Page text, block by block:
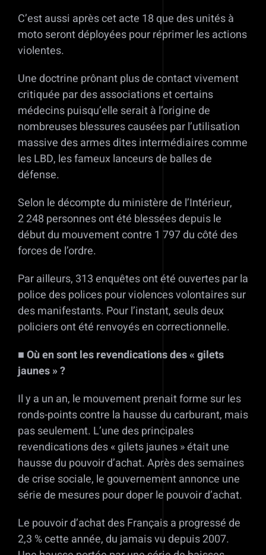
C’est aussi après cet acte 18 que des unités à
moto seront déployées pour réprimer les actions
violentes.
Une doctrine prônant plus de contact vivement
critiquée par des associations et certains
médecins puisqu’elle serait à l’origine de
nombreuses blessures causées par l’utilisation
massive des armes dites intermédiaires comme
les LBD, les fameux lanceurs de balles de
défense.
Selon le décompte du ministère de l’Intérieur,
2 248 personnes ont été blessées depuis le
début du mouvement contre 1 797 du côté des
forces de l’ordre.
Par ailleurs, 313 enquêtes ont été ouvertes par la
police des polices pour violences volontaires sur
des manifestants. Pour l’instant, seuls deux
policiers ont été renvoyés en correctionnelle.
■ Où en sont les revendications des «gilets
jaunes» ?
Il y a un an, le mouvement prenait forme sur les
ronds-points contre la hausse du carburant, mais
pas seulement. L’une des principales
revendications des « gilets jaunes » était une
hausse du pouvoir d’achat. Après des semaines
de crise sociale, le gouvernement annonce une
série de mesures pour doper le pouvoir d’achat.
Le pouvoir d’achat des Français a progressé de
2,3 % cette année, du jamais vu depuis 2007.